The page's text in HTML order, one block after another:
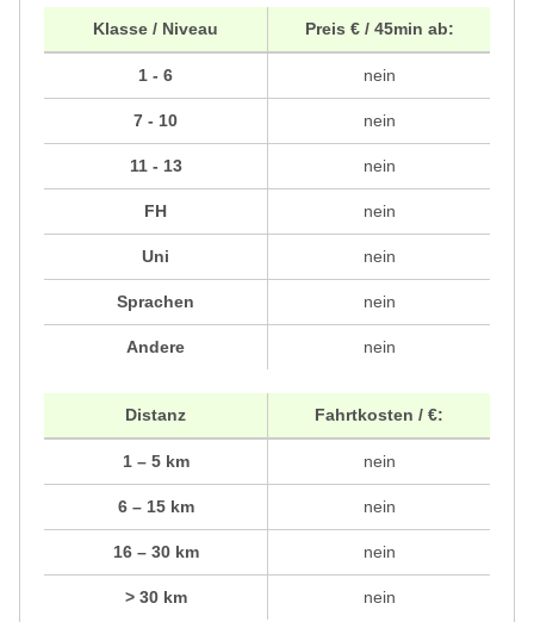
Klasse / Niveau
1 - 6
7 - 10
11 - 13
FH
Uni
Sprachen
Andere
Preis € / 45min ab:
nein
nein
nein
nein
nein
nein
nein
Distanz
1 – 5 km
6 – 15 km
16 – 30 km
> 30 km
Fahrtkosten / €:
nein
nein
nein
nein